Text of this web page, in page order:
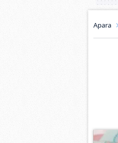
Apara